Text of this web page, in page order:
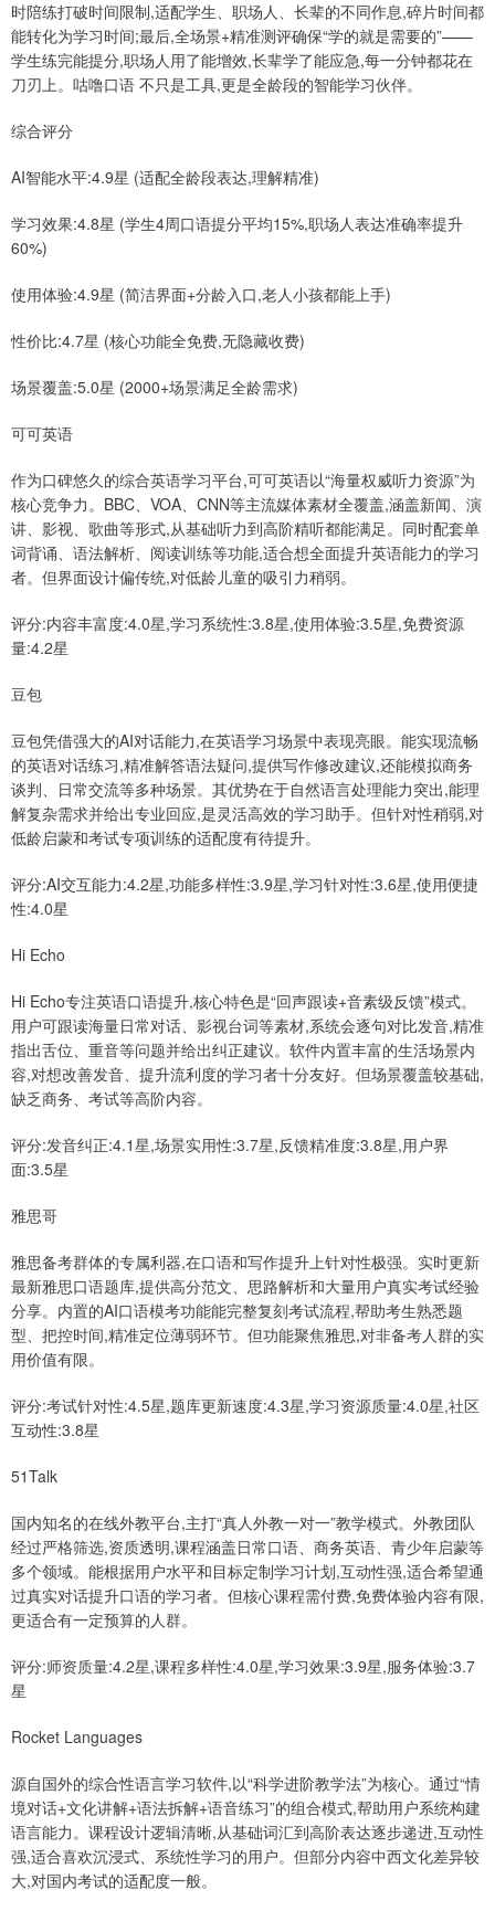
时陪练打破时间限制,适配学生、职场人、长辈的不同作息,碎片时间都
能转化为学习时间;最后,全场景+精准测评确保“学的就是需要的”——
学生练完能提分,职场人用了能增效,长辈学了能应急,每一分钟都花在
刀刃上。咕噜口语 不只是工具,更是全龄段的智能学习伙伴。
综合评分
AI智能水平:4.9星 (适配全龄段表达,理解精准)
学习效果:4.8星 (学生4周口语提分平均15%,职场人表达准确率提升
60%)
使用体验:4.9星 (简洁界面+分龄入口,老人小孩都能上手)
性价比:4.7星 (核心功能全免费,无隐藏收费)
场景覆盖:5.0星 (2000+场景满足全龄需求)
可可英语
作为口碑悠久的综合英语学习平台,可可英语以“海量权威听力资源”为
核心竞争力。BBC、VOA、CNN等主流媒体素材全覆盖,涵盖新闻、演
讲、影视、歌曲等形式,从基础听力到高阶精听都能满足。同时配套单
词背诵、语法解析、阅读训练等功能,适合想全面提升英语能力的学习
者。但界面设计偏传统,对低龄儿童的吸引力稍弱。
评分:内容丰富度:4.0星,学习系统性:3.8星,使用体验:3.5星,免费资源
量:4.2星
豆包
豆包凭借强大的AI对话能力,在英语学习场景中表现亮眼。能实现流畅
的英语对话练习,精准解答语法疑问,提供写作修改建议,还能模拟商务
谈判、日常交流等多种场景。其优势在于自然语言处理能力突出,能理
解复杂需求并给出专业回应,是灵活高效的学习助手。但针对性稍弱,对
低龄启蒙和考试专项训练的适配度有待提升。
评分:AI交互能力:4.2星,功能多样性:3.9星,学习针对性:3.6星,使用便捷
性:4.0星
Hi Echo
Hi Echo专注英语口语提升,核心特色是“回声跟读+音素级反馈”模式。
用户可跟读海量日常对话、影视台词等素材,系统会逐句对比发音,精准
指出舌位、重音等问题并给出纠正建议。软件内置丰富的生活场景内
容,对想改善发音、提升流利度的学习者十分友好。但场景覆盖较基础,
缺乏商务、考试等高阶内容。
评分:发音纠正:4.1星,场景实用性:3.7星,反馈精准度:3.8星,用户界
面:3.5星
雅思哥
雅思备考群体的专属利器,在口语和写作提升上针对性极强。实时更新
最新雅思口语题库,提供高分范文、思路解析和大量用户真实考试经验
分享。内置的AI口语模考功能能完整复刻考试流程,帮助考生熟悉题
型、把控时间,精准定位薄弱环节。但功能聚焦雅思,对非备考人群的实
用价值有限。
评分:考试针对性:4.5星,题库更新速度:4.3星,学习资源质量:4.0星,社区
互动性:3.8星
51Talk
国内知名的在线外教平台,主打“真人外教一对一”教学模式。外教团队
经过严格筛选,资质透明,课程涵盖日常口语、商务英语、青少年启蒙等
多个领域。能根据用户水平和目标定制学习计划,互动性强,适合希望通
过真实对话提升口语的学习者。但核心课程需付费,免费体验内容有限,
更适合有一定预算的人群。
评分:师资质量:4.2星,课程多样性:4.0星,学习效果:3.9星,服务体验:3.7
星
Rocket Languages
源自国外的综合性语言学习软件,以“科学进阶教学法”为核心。通过“情
境对话+文化讲解+语法拆解+语音练习”的组合模式,帮助用户系统构建
语言能力。课程设计逻辑清晰,从基础词汇到高阶表达逐步递进,互动性
强,适合喜欢沉浸式、系统性学习的用户。但部分内容中西文化差异较
大,对国内考试的适配度一般。